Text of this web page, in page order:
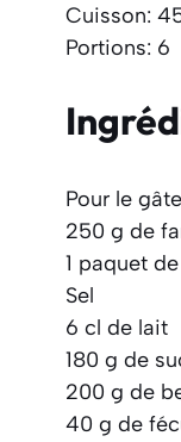
Cuisson:
Portions: 6
Pour le
250 g de
1 paquet
Sel
6 cl de lait
180 g de
200 g de
40 g de